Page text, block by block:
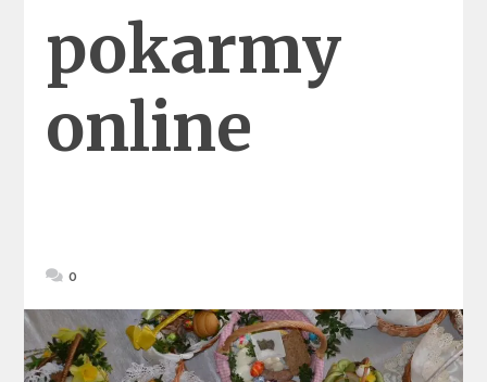
pokarmy
online
0